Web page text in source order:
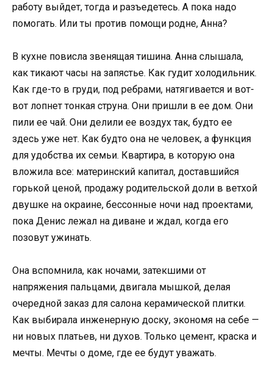
работу выйдет, тогда и разъедетесь. А пока надо
помогать. Или ты против помощи родне, Анна?
В кухне повисла звенящая тишина. Анна слышала,
как тикают часы на запястье. Как гудит холодильник.
Как где-то в груди, под ребрами, натягивается и вот-
вот лопнет тонкая струна. Они пришли в ее дом. Они
пили ее чай. Они делили ее воздух так, будто ее
здесь уже нет. Как будто она не человек, а функция
для удобства их семьи. Квартира, в которую она
вложила все: материнский капитал, доставшийся
горькой ценой, продажу родительской доли в ветхой
двушке на окраине, бессонные ночи над проектами,
пока Денис лежал на диване и ждал, когда его
позовут ужинать.
Она вспомнила, как ночами, затекшими от
напряжения пальцами, двигала мышкой, делая
очередной заказ для салона керамической плитки.
Как выбирала инженерную доску, экономя на себе —
ни новых платьев, ни духов. Только цемент, краска и
мечты. Мечты о доме, где ее будут уважать.